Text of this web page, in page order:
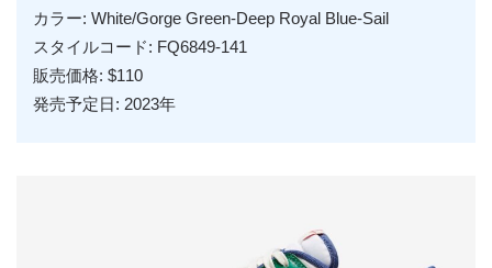
カラー: White/Gorge Green-Deep Royal Blue-Sail
スタイルコード: FQ6849-141
販売価格: $110
発売予定日: 2023年